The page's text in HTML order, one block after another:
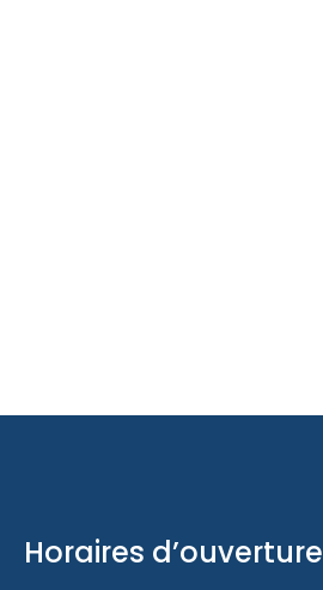
Horaires d’ouverture